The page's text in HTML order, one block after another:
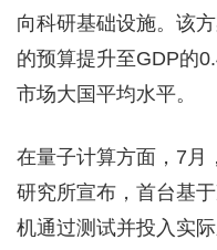
向科研基础设施。该
的预算提升至GDP的
市场大国平均水平。
在量子计算方面，7月
研究所宣布，首台基
机通过测试并投入实